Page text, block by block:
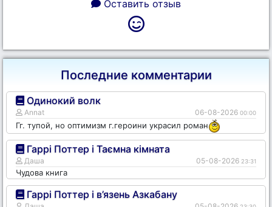
Оставить отзыв
Последние комментарии
Одинокий волк
Annat 06-08-2026 00:00
Гг. тупой, но оптимизм г.героини украсил роман
Гаррі Поттер і Таємна кімната
Даша 05-08-2026 23:31
Чудова книга
Гаррі Поттер і в’язень Азкабану